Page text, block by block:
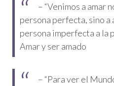
– “Venimos a amar
persona perfecta, sino a
persona imperfecta a la
Amar y ser amado
– “Para ver el